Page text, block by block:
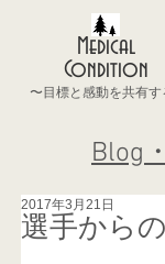
Medical
Condition
〜目標と感動を共有す
Blog
選手から
2017年3月21日